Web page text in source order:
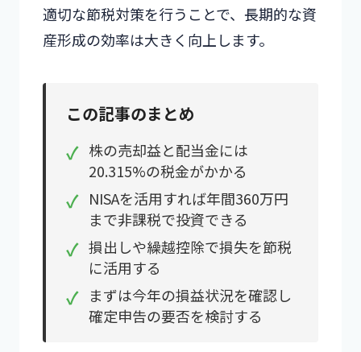
適切な節税対策を行うことで、長期的な資
産形成の効率は大きく向上します。
この記事のまとめ
✓ 株の売却益と配当金には
20.315%の税金がかかる
✓ NISAを活用すれば年間360万円
まで非課税で投資できる
✓ 損出しや繰越控除で損失を節税
に活用する
✓ まずは今年の損益状況を確認し
確定申告の要否を検討する